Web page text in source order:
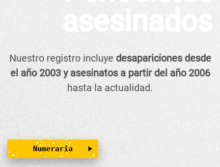
asesinados
Nuestro registro incluye desapariciones desde
el año 2003 y asesinatos a partir del año 2006
hasta la actualidad.
Numeraria